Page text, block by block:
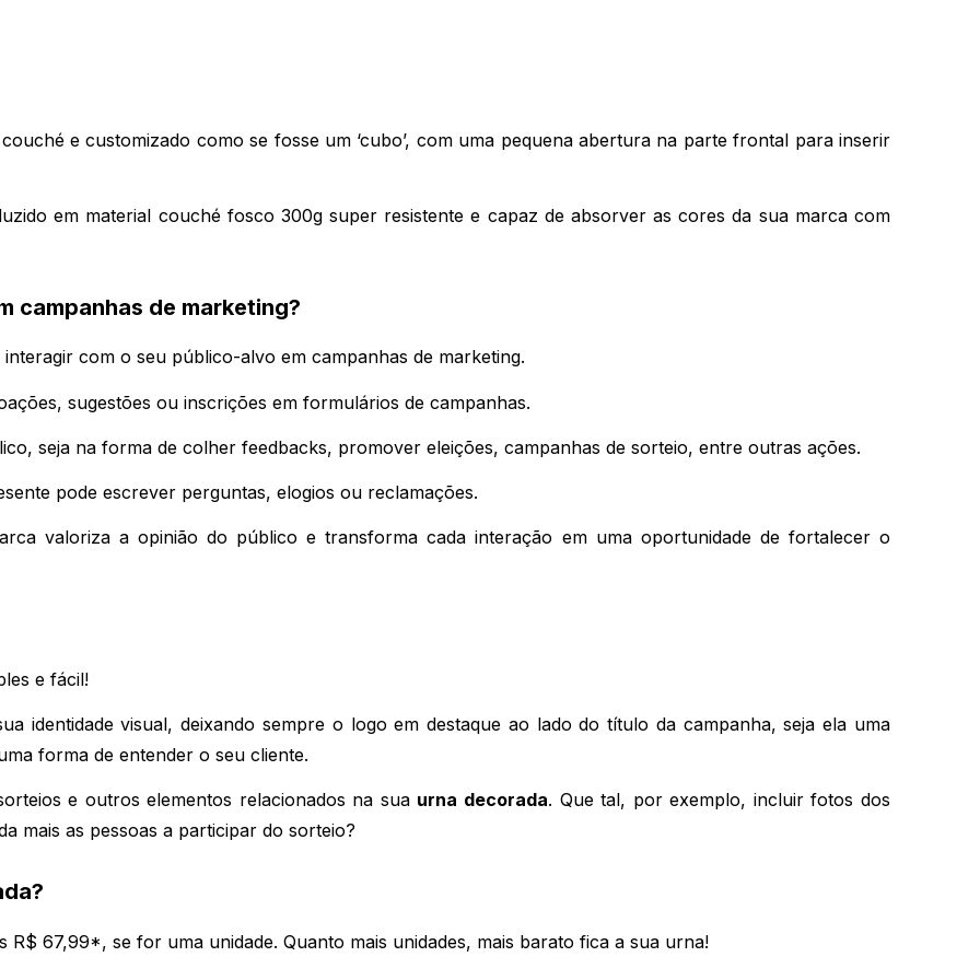
e customizado como se fosse um ‘cubo’, com uma pequena abertura na parte frontal para inserir
em material couché fosco 300g super resistente e capaz de absorver as cores da sua marca com
campanhas de marketing?
com o seu público-alvo em campanhas de marketing.
sugestões ou inscrições em formulários de campanhas.
seja na forma de colher feedbacks, promover eleições, campanhas de sorteio, entre outras ações.
pode escrever perguntas, elogios ou reclamações.
valoriza a opinião do público e transforma cada interação em uma oportunidade de fortalecer o
e fácil!
identidade visual, deixando sempre o logo em destaque ao lado do título da campanha, seja ela uma
forma de entender o seu cliente.
e outros elementos relacionados na sua urna decorada. Que tal, por exemplo, incluir fotos dos
mais as pessoas a participar do sorteio?
67,99*, se for uma unidade. Quanto mais unidades, mais barato fica a sua urna!